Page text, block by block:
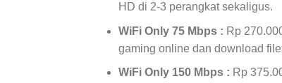
HD di 2-3 perangkat sekaligus.
WiFi Only 75 Mbps : Rp
gaming online dan download file
WiFi Only 150 Mbps : Rp